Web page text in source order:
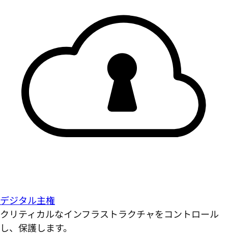
デジタル主権
クリティカルなインフラストラクチャをコントロール
し、保護します。